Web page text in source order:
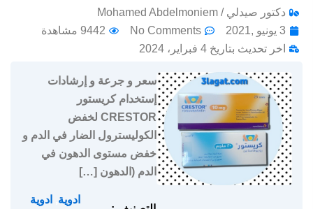
دكتور صيدلي / Mohamed Abdelmoniem
3 يونيو ,2021
No Comments
9442 مشاهدة
اخر تحديث بتاريخ 4 فبراير، 2024
سعر و جرعة و إرشادات
إستخدام كريستور
CRESTOR لخفض
الكوليسترول الضار في الدم و
خفض مستوى الدهون في
الدم (الدهون […]
ادوية
ادوية